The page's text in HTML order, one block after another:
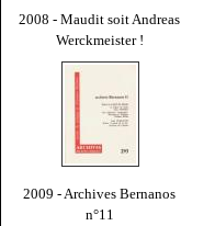
2008 - Maudit soit Andreas
Werckmeister !
2009 - Archives Bernanos
n°11